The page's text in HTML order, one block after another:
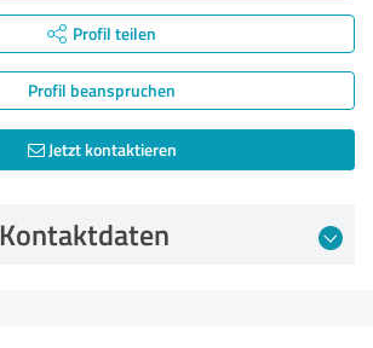
Profil teilen
Profil beanspruchen
Jetzt kontaktieren
Kontaktdaten